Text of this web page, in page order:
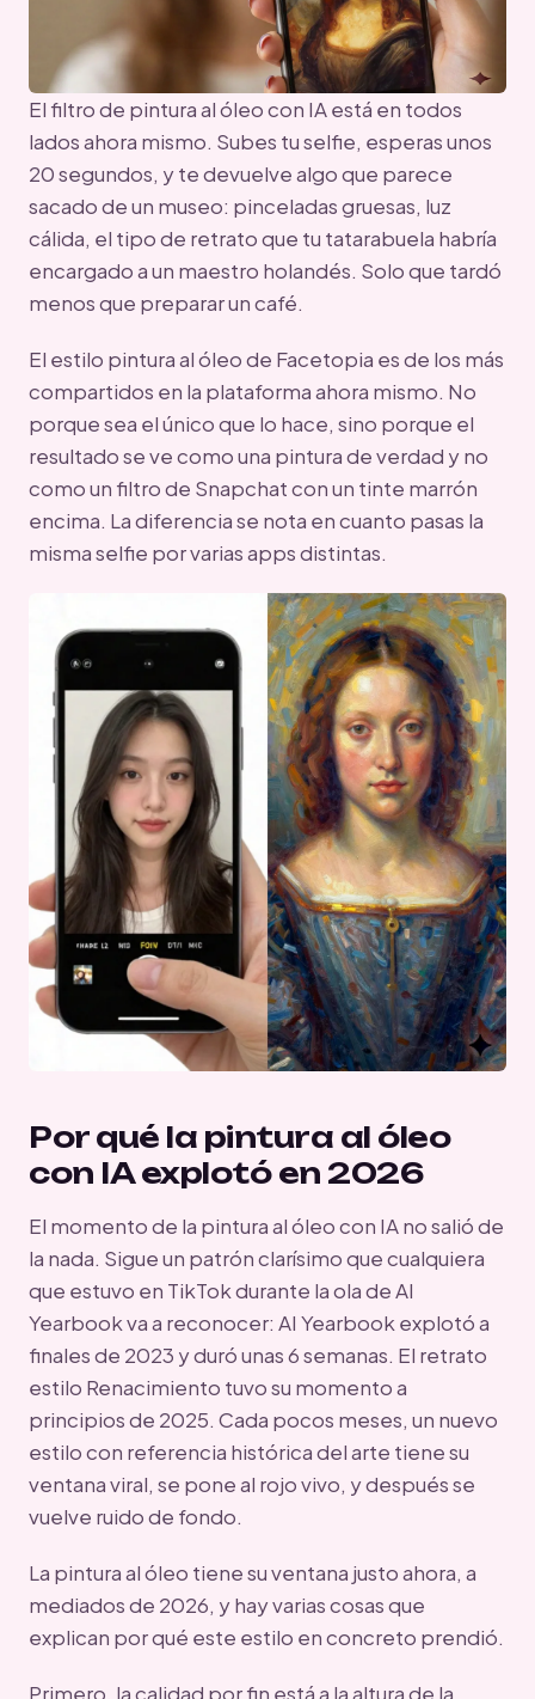
El filtro de pintura al óleo con IA está en todos
lados ahora mismo. Subes tu selfie, esperas unos
20 segundos, y te devuelve algo que parece
sacado de un museo: pinceladas gruesas, luz
cálida, el tipo de retrato que tu tatarabuela habría
encargado a un maestro holandés. Solo que tardó
menos que preparar un café.
El estilo pintura al óleo de Facetopia es de los más
compartidos en la plataforma ahora mismo. No
porque sea el único que lo hace, sino porque el
resultado se ve como una pintura de verdad y no
como un filtro de Snapchat con un tinte marrón
encima. La diferencia se nota en cuanto pasas la
misma selfie por varias apps distintas.
Por qué la pintura al óleo
con IA explotó en 2026
El momento de la pintura al óleo con IA no salió de
la nada. Sigue un patrón clarísimo que cualquiera
que estuvo en TikTok durante la ola de AI
Yearbook va a reconocer: AI Yearbook explotó a
finales de 2023 y duró unas 6 semanas. El retrato
estilo Renacimiento tuvo su momento a
principios de 2025. Cada pocos meses, un nuevo
estilo con referencia histórica del arte tiene su
ventana viral, se pone al rojo vivo, y después se
vuelve ruido de fondo.
La pintura al óleo tiene su ventana justo ahora, a
mediados de 2026, y hay varias cosas que
explican por qué este estilo en concreto prendió.
Primero, la calidad por fin está a la altura de la